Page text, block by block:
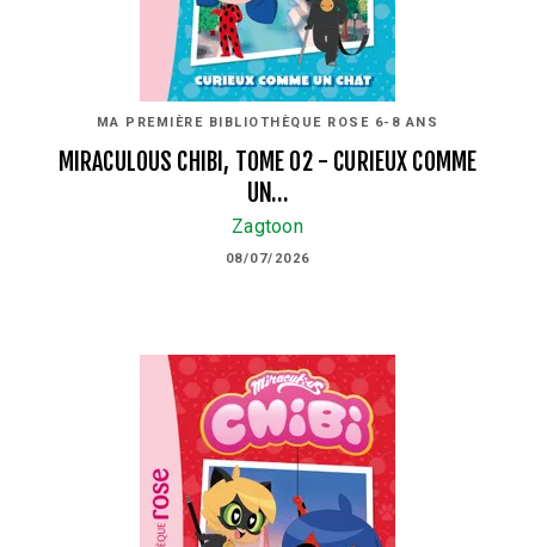
MA PREMIÈRE BIBLIOTHÈQUE ROSE 6-8 ANS
MIRACULOUS CHIBI, TOME 02 - CURIEUX COMME
UN…
Zagtoon
08/07/2026